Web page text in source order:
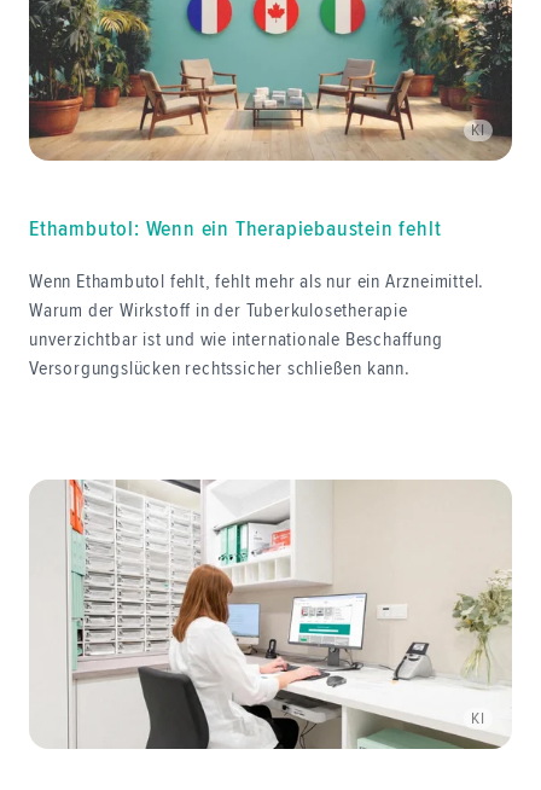
KI
Ethambutol: Wenn ein Therapiebaustein fehlt
Wenn Ethambutol fehlt, fehlt mehr als nur ein Arzneimittel.
Warum der Wirkstoff in der Tuberkulosetherapie
unverzichtbar ist und wie internationale Beschaffung
Versorgungslücken rechtssicher schließen kann.
KI